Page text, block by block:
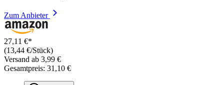
Zum Anbieter
27,11 €*
(13,44 €/Stück)
Versand ab 3,99 €
Gesamtpreis: 31,10 €